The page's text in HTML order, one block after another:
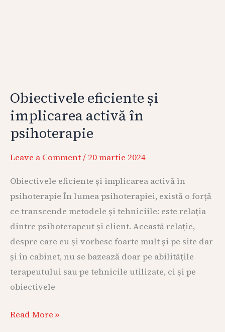
Obiectivele eficiente și
implicarea activă în
psihoterapie
Leave a Comment/ 20 martie 2024
Obiectivele eficiente și implicarea activă în
psihoterapie În lumea psihoterapiei, există o forță
ce transcende metodele și tehniciile: este relația
dintre psihoterapeut și client. Această relație,
despre care eu și vorbesc foarte mult și pe site dar
și în cabinet, nu se bazează doar pe abilitățile
terapeutului sau pe tehnicile utilizate, ci și pe
obiectivele
Read More »